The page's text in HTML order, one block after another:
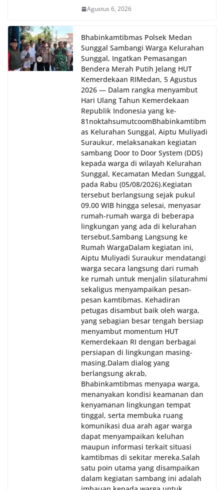
Agustus 6, 2026
Bhabinkamtibmas Polsek Medan
Sunggal Sambangi Warga Kelurahan
Sunggal, Ingatkan Pemasangan
Bendera Merah Putih Jelang HUT
Kemerdekaan RI‎‎Medan, 5 Agustus
2026 — Dalam rangka menyambut
Hari Ulang Tahun Kemerdekaan
Republik Indonesia yang ke-
81noktahsumutcoomBhabinkamtibm
as Kelurahan Sunggal, Aiptu Muliyadi
Suraukur, melaksanakan kegiatan
sambang Door to Door System (DDS)
kepada warga di wilayah Kelurahan
Sunggal, Kecamatan Medan Sunggal,
pada Rabu (05/08/2026).‎‎Kegiatan
tersebut berlangsung sejak pukul
09.00 WIB hingga selesai, menyasar
rumah-rumah warga di beberapa
lingkungan yang ada di kelurahan
tersebut.‎Sambang Langsung ke
Rumah Warga‎Dalam kegiatan ini,
Aiptu Muliyadi Suraukur mendatangi
warga secara langsung dari rumah
ke rumah untuk menjalin silaturahmi
sekaligus menyampaikan pesan-
pesan kamtibmas. Kehadiran
petugas disambut baik oleh warga,
yang sebagian besar tengah bersiap
menyambut momentum HUT
Kemerdekaan RI dengan berbagai
persiapan di lingkungan masing-
masing.‎Dalam dialog yang
berlangsung akrab,
Bhabinkamtibmas menyapa warga,
menanyakan kondisi keamanan dan
kenyamanan lingkungan tempat
tinggal, serta membuka ruang
komunikasi dua arah agar warga
dapat menyampaikan keluhan
maupun informasi terkait situasi
kamtibmas di sekitar mereka.‎‎‎Salah
satu poin utama yang disampaikan
dalam kegiatan sambang ini adalah